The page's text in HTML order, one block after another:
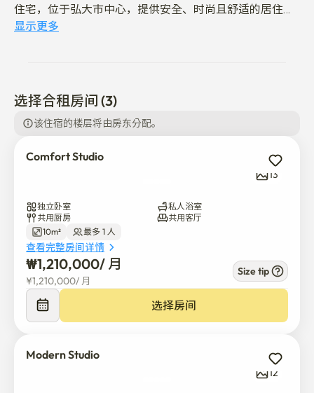
住宅，位于弘大市中心，提供安全、时尚且舒适的居住体
验。 无论您是学生、专业人士，还是仅仅在寻找一个安静
您可以使用我们的地址申请外国人登记卡。
优越的地理位置，方便居住
交通、热门购物区、咖啡馆和文化热点。 您将距离弘大充
满活力的氛围仅几步之遥，却能退居到一个宁静安全的空
现代而周到的房间设计
我们的房间设计既注重舒适又注重实用性。 每个房间都配
备有:
窗户: 每个房间都配备有通风窗户。
私人浴室: 配备现代化设施。
显示更多
选择合租房间 (3)
该住宿的楼层将由房东分配。
Comfort Studio
13
独立卧室
私人浴室
共用厨房
共用客厅
10m²
最多 1 人
查看完整房间详情
₩1,210,000/ 月
¥1,210,000/ 月
Size tip
选择房间
Modern Studio
12